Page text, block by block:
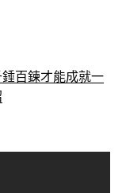
百鍊才能成就一